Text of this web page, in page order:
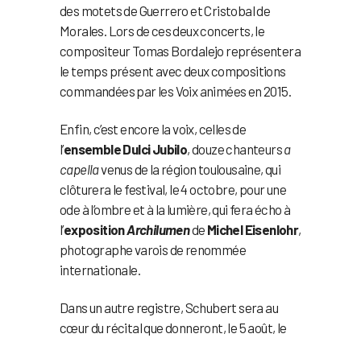
des motets de Guerrero et Cristobal de
Morales. Lors de ces deux concerts, le
compositeur Tomas Bordalejo représentera
le temps présent avec deux compositions
commandées par les Voix animées en 2015.
Enfin, c’est encore la voix, celles de
l’ensemble Dulci Jubilo, douze chanteursa
capellavenus de la région toulousaine, qui
clôturera le festival, le 4 octobre, pour une
ode à l’ombre et à la lumière, qui fera écho à
l’expositionArchilumende Michel Eisenlohr,
photographe varois de renommée
internationale.
Dans un autre registre, Schubert sera au
cœur du récital que donneront, le 5 août, le